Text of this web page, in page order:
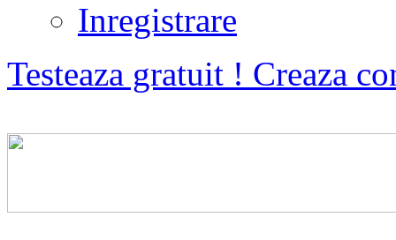
Inregistrare
Testeaza gratuit ! Creaza